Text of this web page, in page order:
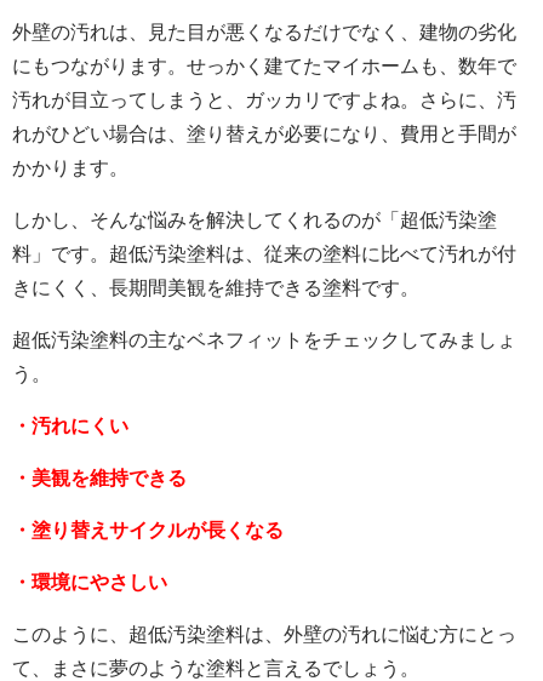
外壁の汚れは、見た目が悪くなるだけでなく、建物の劣化
にもつながります。せっかく建てたマイホームも、数年で
汚れが目立ってしまうと、ガッカリですよね。さらに、汚
れがひどい場合は、塗り替えが必要になり、費用と手間が
かかります。
しかし、そんな悩みを解決してくれるのが「超低汚染塗
料」です。超低汚染塗料は、従来の塗料に比べて汚れが付
きにくく、長期間美観を維持できる塗料です。
超低汚染塗料の主なベネフィットをチェックしてみましょ
う。
・汚れにくい
・美観を維持できる
・塗り替えサイクルが長くなる
・環境にやさしい
このように、超低汚染塗料は、外壁の汚れに悩む方にとっ
て、まさに夢のような塗料と言えるでしょう。